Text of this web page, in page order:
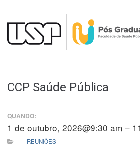
conteúdo
CCP Saúde Pública
QUANDO:
1 de outubro, 2026@9:30 am –
REUNIÕES